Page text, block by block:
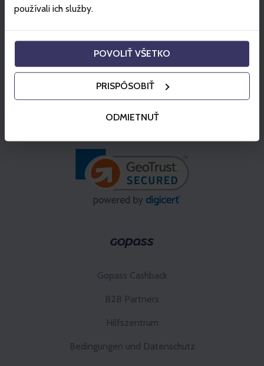
používali ich služby.
POVOLIŤ VŠETKO
PRISPÔSOBIŤ
ODMIETNUŤ
Gopass Cashback
B2B Partners
Hilfszentrum
Bedingungen und Datenschutz